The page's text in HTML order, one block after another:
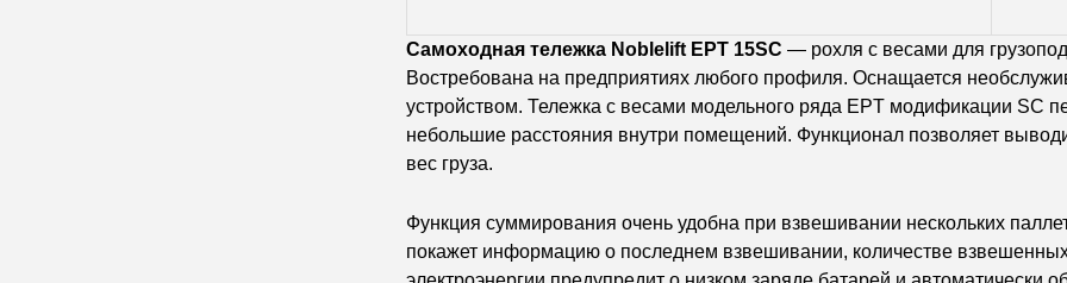
Самоходная тележка Noblelift EPT 15SC — рохля с весами для
Востребована на предприятиях любого профиля. Оснащается
устройством. Тележка с весами модельного ряда EPT модификации SC
небольшие расстояния внутри помещений. Функционал позволяет
вес груза.
Функция суммирования очень удобна при взвешивании нескольких
покажет информацию о последнем взвешивании, количестве